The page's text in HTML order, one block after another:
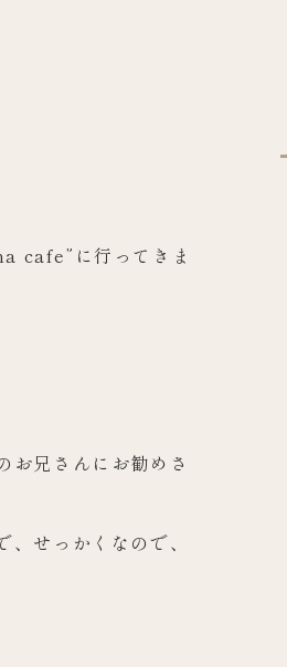
cafe”に行ってきま
お兄さんにお勧めさ
せっかくなので、